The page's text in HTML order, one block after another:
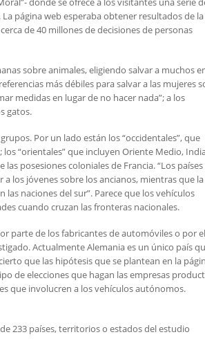
página web esperaba obtener resultados de la
de 40 millones de decisiones de personas
sobre animales, eligiendo salvar a muchos
más débiles para salvar a las mujeres
medidas en lugar de no hacer nada”; a los
gatos.
Por un lado están los “occidentales”, que
“orientales” que incluyen Oriente Medio,
posesiones coloniales de Francia. “Los países
los jóvenes sobre los ancianos, mientras que la
naciones del sur”. Parece que los vehículos
cuando cruzan las fronteras nacionales.
parte de los fabricantes de automóviles o por el
Actualmente Alemania es un único país
que las hipótesis que se plantean en la
de elecciones que hagan las empresas
que involucren a los vehículos autónomos.
233 países, territorios o estados del estudio